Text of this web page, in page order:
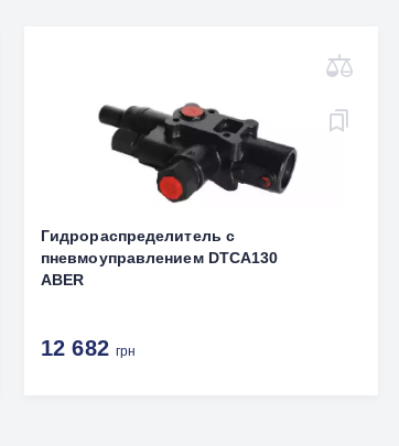
Гидрораспределитель с
пневмоуправлением DTCA130
ABER
12 682 грн